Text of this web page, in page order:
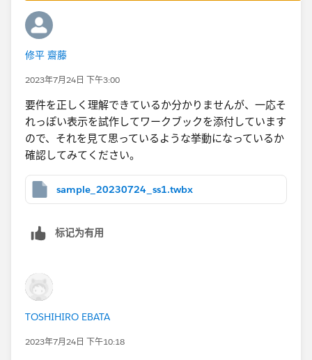
大値を取ることを意味します。集計対象になるデータは
[Start Date] なので最大の日付、つまり在籍情報のなか
で最も新しい日付を取ろうとしています。
IF文の条件を見ると、パラメータの選択日付が [Start
なっています。概念的に書き換えると
[Start Date] < [p_選択日付] <= [End Date]
となり、そのレコードが持つ期間の範囲内であるという
条件です。これはパラメータの選択日付時点で有効な在
籍情報であるという判定になります。
ここまでをつなげると、式の右辺は「パラメータ日付時
点で有効な在籍情報のうち、最も新しい [Start Date]
を [Employee Number] ごとに特定する
ルでつなげている判定式なので、パラメータ日付時点で
有効な最新のレコードであればTrue、そうでなければ
最新レコードだけが表示されます。
修平 齋藤
2023年7月24日 下午3:00
要件を正しく理解できているか分かりませんが、一応そ
れっぽい表示を試作してワークブックを添付しています
ので、それを見て思っているような挙動になっているか
確認してみてください。
sample_20230724_ss1.twbx
标记为有用
TOSHIHIRO EBATA
2023年7月24日 下午10:18